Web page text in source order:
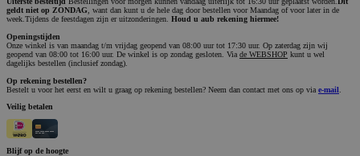
geldt niet op ZONDAG , want dan kunt u de hele dag door bestellen voor Maandag of voor later in de
week.Tijdens de feestdagen zijn er uitzonderingen. Houd u aub rekening hiermee!
Openingstijden
Onze winkel is van maandag t/m vrijdag geopend van 08:00 uur tot 17:30 uur. Op zaterdag zijn wij
geopend van 08:00 tot 16:00 uur. De winkel is op zondag gesloten. Via de WEBSHOP kunt u wel
dagelijks bestellen (inclusief zondag).
Op rekening bestellen?
Bestelt u voor het eerst en wilt u graag op rekening bestellen? Neem dan contact met ons op via e-mail
Veilig betalen
Blijf op de hoogte